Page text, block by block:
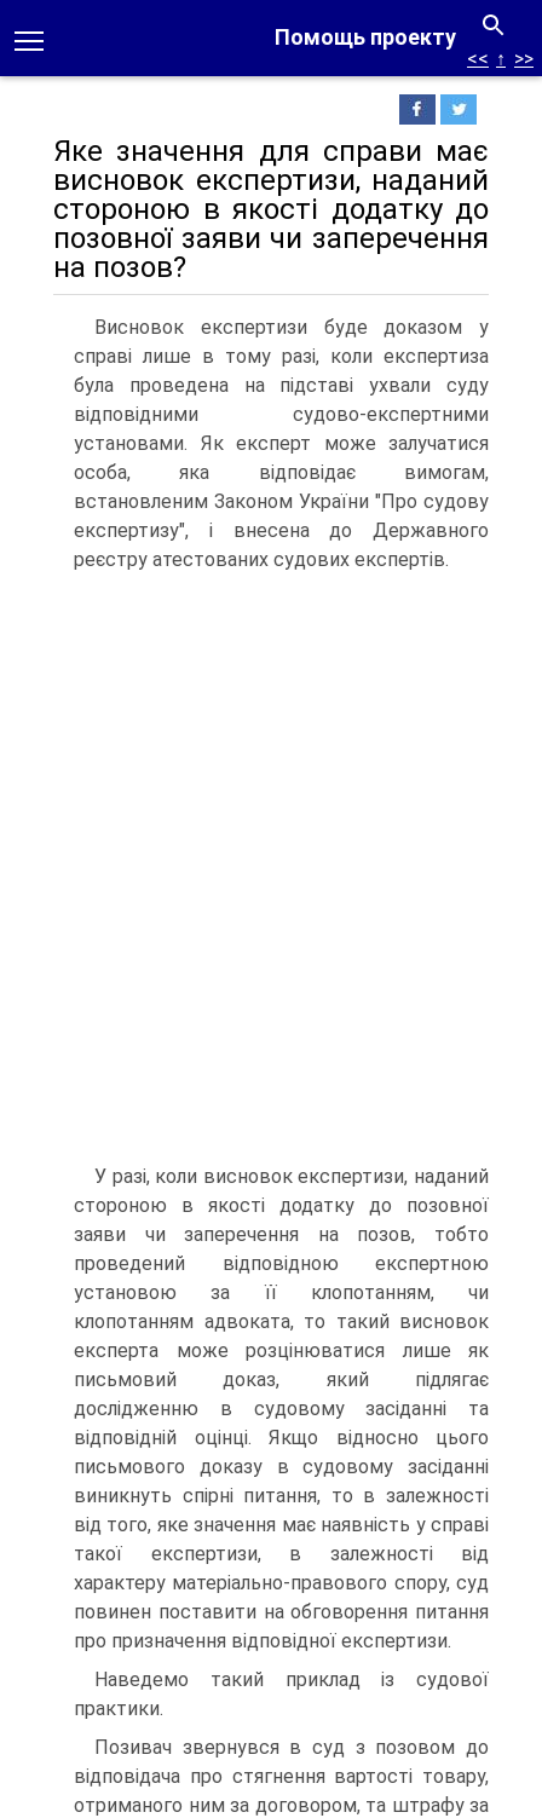
Помощь проекту
<< ↑ >>
Яке значення для справи має
висновок експертизи, наданий
стороною в якості додатку до
позовної заяви чи заперечення
на позов?
Висновок експертизи буде доказом у
справі лише в тому разі, коли експертиза
була проведена на підставі ухвали суду
відповідними судово-експертними
установами. Як експерт може залучатися
особа, яка відповідає вимогам,
встановленим Законом України "Про судову
експертизу", і внесена до Державного
реєстру атестованих судових експертів.
У разі, коли висновок експертизи, наданий
стороною в якості додатку до позовної
заяви чи заперечення на позов, тобто
проведений відповідною експертною
установою за її клопотанням, чи
клопотанням адвоката, то такий висновок
експерта може розцінюватися лише як
письмовий доказ, який підлягає
дослідженню в судовому засіданні та
відповідній оцінці. Якщо відносно цього
письмового доказу в судовому засіданні
виникнуть спірні питання, то в залежності
від того, яке значення має наявність у справі
такої експертизи, в залежності від
характеру матеріально-правового спору, суд
повинен поставити на обговорення питання
про призначення відповідної експертизи.
Наведемо такий приклад із судової
практики.
Позивач звернувся в суд з позовом до
відповідача про стягнення вартості товару,
отриманого ним за договором, та штрафу за